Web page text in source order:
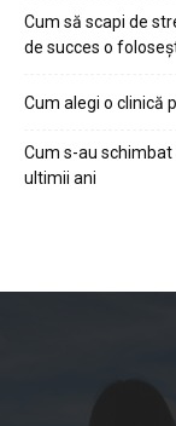
Cum să scapi de
de succes o
Cum alegi o clinică
Cum s-au
ultimii ani